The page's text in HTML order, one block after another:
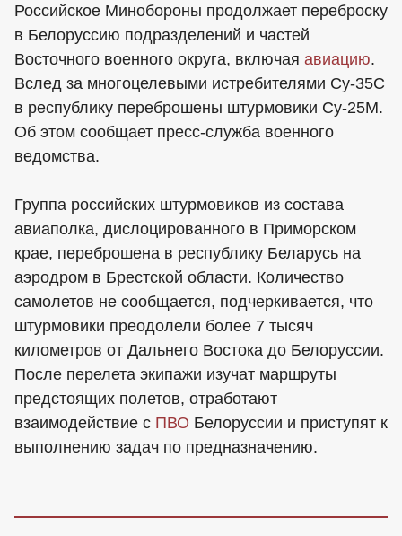
Российское Минобороны продолжает переброску
в Белоруссию подразделений и частей
Восточного военного округа, включая авиацию.
Вслед за многоцелевыми истребителями Су-35С
в республику переброшены штурмовики Су-25М.
Об этом сообщает пресс-служба военного
ведомства.
Группа российских штурмовиков из состава
авиаполка, дислоцированного в Приморском
крае, переброшена в республику Беларусь на
аэродром в Брестской области. Количество
самолетов не сообщается, подчеркивается, что
штурмовики преодолели более 7 тысяч
километров от Дальнего Востока до Белоруссии.
После перелета экипажи изучат маршруты
предстоящих полетов, отработают
взаимодействие с ПВО Белоруссии и приступят к
выполнению задач по предназначению.